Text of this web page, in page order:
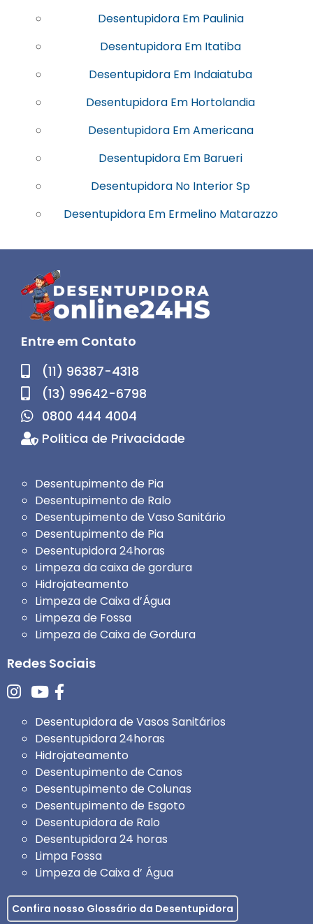
Desentupidora Em Paulinia
Desentupidora Em Itatiba
Desentupidora Em Indaiatuba
Desentupidora Em Hortolandia
Desentupidora Em Americana
Desentupidora Em Barueri
Desentupidora No Interior Sp
Desentupidora Em Ermelino Matarazzo
Entre em Contato
(11) 96387-4318
(13) 99642-6798
0800 444 4004
Politica de Privacidade
Desentupimento de Pia
Desentupimento de Ralo
Desentupimento de Vaso Sanitário
Desentupimento de Pia
Desentupidora 24horas
Limpeza da caixa de gordura
Hidrojateamento
Limpeza de Caixa d’Água
Limpeza de Fossa
Limpeza de Caixa de Gordura
Redes Sociais
Desentupidora de Vasos Sanitários
Desentupidora 24horas
Hidrojateamento
Desentupimento de Canos
Desentupimento de Colunas
Desentupimento de Esgoto
Desentupidora de Ralo
Desentupidora 24 horas
Limpa Fossa
Limpeza de Caixa d’ Água
Confira nosso Glossário da Desentupidora